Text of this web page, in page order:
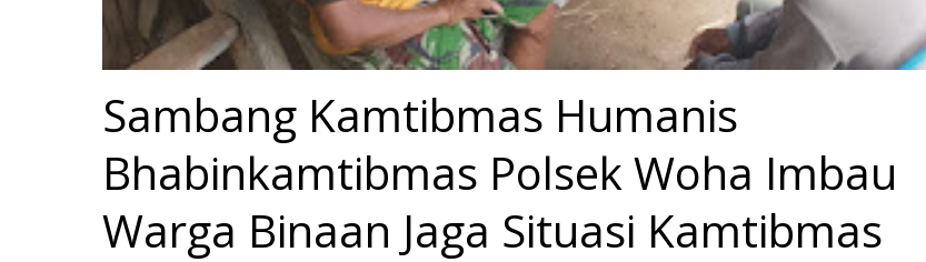
Sambang Kamtibmas Humanis
Bhabinkamtibmas Polsek Woha Imbau
Warga Binaan Jaga Situasi Kamtibmas